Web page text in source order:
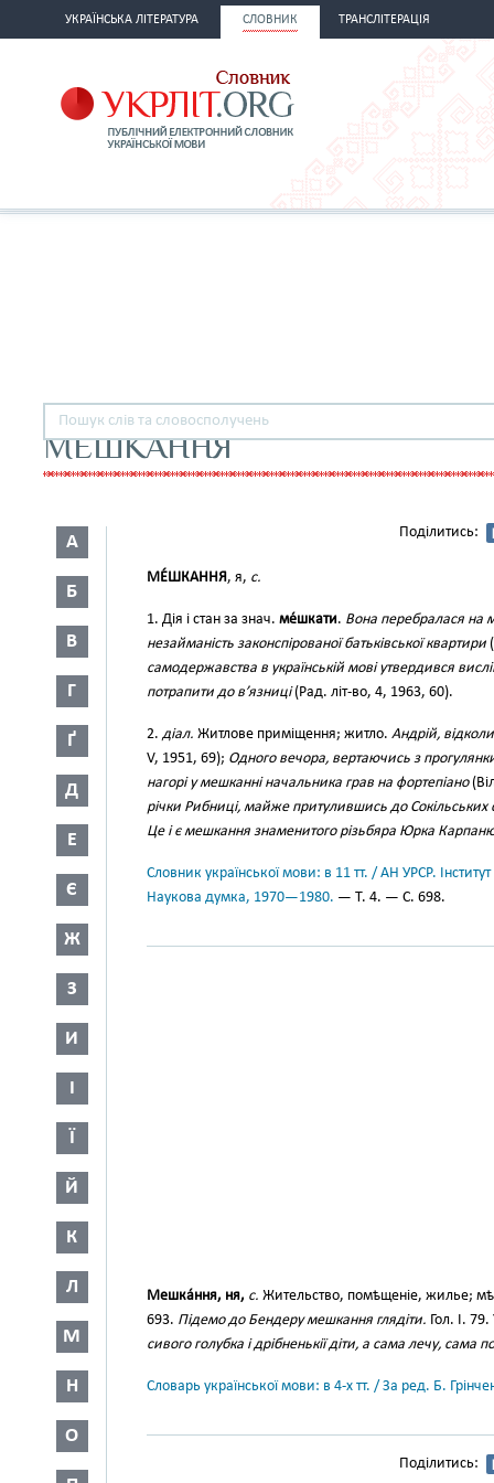
УКРАЇНСЬКА ЛІТЕРАТУРА СЛОВНИК ТРАНСЛІТЕРАЦІЯ
МЕШКАННЯ
А
Б
В
Г
Ґ
Д
Е
Є
Ж
З
И
І
Ї
Й
К
Л
М
Н
О
Поділитись:
МЕ́ШКАННЯ, я, с.
1. Дія і стан за знач. ме́шкати. Вона перебралася на
незайманість законспірованої батьківської квартири
самодержавства в українській мові утвердився
потрапити до в’язниці(Рад. літ-во, 4, 1963, 60).
2. діал. Житлове приміщення; житло. Андрій,
V, 1951, 69); Одного вечора, вертаючись з
нагорі у мешканні начальника грав на фортепіано
річки Рибниці, майже притулившись до Сокільських
Це і є мешкання знаменитого різьбяра Юрка
Словник української мови: в 11 тт. / АН УРСР.
Наукова думка, 1970—1980. — Т. 4. — С. 698.
Мешка́ння, ня, с. Жительство, помѣщеніе, жилье;
693. Підемо до Бендеру мешкання глядіти. Гол. І.
сивого голубка і дрібненькії діти, а сама лечу, сама
Словарь української мови: в 4-х тт. / За ред. Б.
Поділитись: